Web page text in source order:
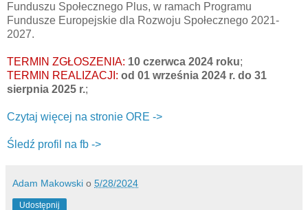
Funduszu Społecznego Plus, w ramach Programu
Fundusze Europejskie dla Rozwoju Społecznego 2021-
2027.
TERMIN ZGŁOSZENIA: 10 czerwca 2024 roku;
TERMIN REALIZACJI: od 01 września 2024 r. do 31
sierpnia 2025 r.;
Czytaj więcej na stronie ORE ->
Śledź profil na fb ->
Adam Makowski o 5/28/2024
Udostępnij